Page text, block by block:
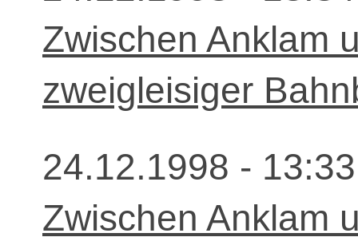
Zwischen Anklam
zweigleisiger
24.12.1998 -
Zwischen Anklam